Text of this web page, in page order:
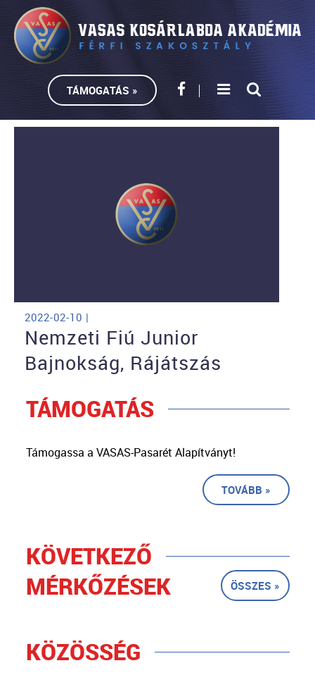
TÁMOGATÁS »
2022-02-10 |
Nemzeti Fiú Junior
Bajnokság, Rájátszás
TÁMOGATÁS
Támogassa a VASAS-Pasarét Alapítványt!
TOVÁBB »
KÖVETKEZŐ
MÉRKŐZÉSEK
ÖSSZES »
KÖZÖSSÉG